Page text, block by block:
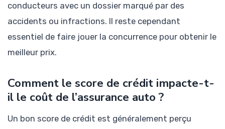
conducteurs avec un dossier marqué par des
accidents ou infractions. Il reste cependant
essentiel de faire jouer la concurrence pour obtenir le
meilleur prix.
Comment le score de crédit impacte-t-
il le coût de l’assurance auto ?
Un bon score de crédit est généralement perçu